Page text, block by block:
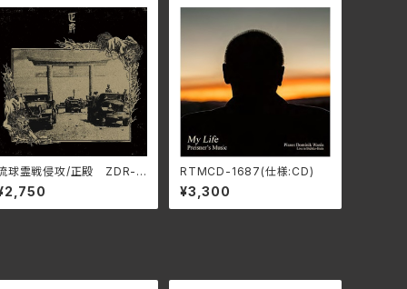
球霊戦侵攻/正殿 ZDR-1
RTMCD-1687(仕様:CD)
¥3,300